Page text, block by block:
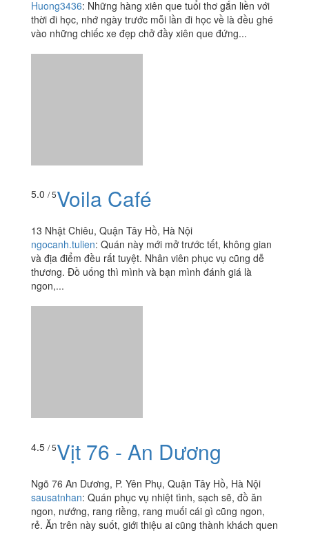
Huong3436: Những hàng xiên que tuổi thơ gắn liền với
thời đi học, nhớ ngày trước mỗi lần đi học về là đều ghé
vào những chiếc xe đẹp chở đầy xiên que đứng...
5.0 / 5Voila Café
13 Nhật Chiêu, Quận Tây Hồ, Hà Nội
ngocanh.tulien: Quán này mới mở trước tết, không gian
và địa điểm đều rất tuyệt. Nhân viên phục vụ cũng dễ
thương. Đồ uống thì mình và bạn mình đánh giá là
ngon,...
4.5 / 5Vịt 76 - An Dương
Ngõ 76 An Dương, P. Yên Phụ, Quận Tây Hồ, Hà Nội
sausatnhan: Quán phục vụ nhiệt tình, sạch sẽ, đồ ăn
ngon, nướng, rang riềng, rang muối cái gì cũng ngon,
rẻ. Ăn trên này suốt, giới thiệu ai cũng thành khách quen